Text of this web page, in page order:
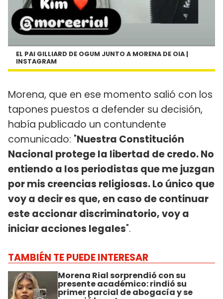
EL PAI GILLIARD DE OGUM JUNTO A MORENA DE OIA |
INSTAGRAM
Morena, que en ese momento salió con los
tapones puestos a defender su decisión,
había publicado un contundente
comunicado: "Nuestra Constitución
Nacional protege la libertad de credo. No
entiendo a los periodistas que me juzgan
por mis creencias religiosas. Lo único que
voy a decir es que, en caso de continuar
este accionar discriminatorio, voy a
iniciar acciones legales".
TAMBIÉN TE PUEDE INTERESAR
Morena Rial sorprendió con su
presente académico: rindió su
primer parcial de abogacía y se